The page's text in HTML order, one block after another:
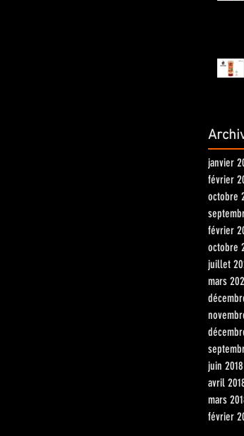
janvier
février
octobre
février
octobre
juillet
mars
juin 2018
avril
mars
février